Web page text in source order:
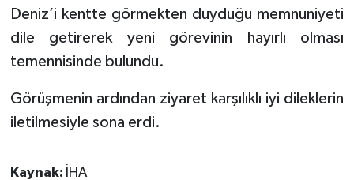
Deniz’i kentte görmekten duyduğu memnuniyeti
dile getirerek yeni görevinin hayırlı olması
temennisinde bulundu.
Görüşmenin ardından ziyaret karşılıklı iyi dileklerin
iletilmesiyle sona erdi.
Kaynak: İHA